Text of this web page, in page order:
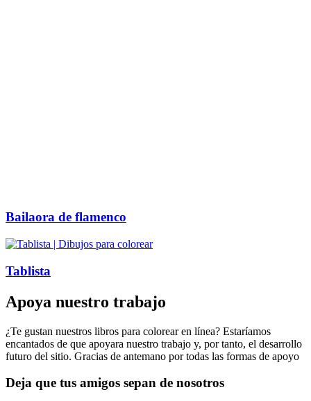
Bailaora de flamenco
Tablista
Apoya nuestro trabajo
¿Te gustan nuestros libros para colorear en línea? Estaríamos
encantados de que apoyara nuestro trabajo y, por tanto, el desarrollo
futuro del sitio. Gracias de antemano por todas las formas de apoyo
Deja que tus amigos sepan de nosotros